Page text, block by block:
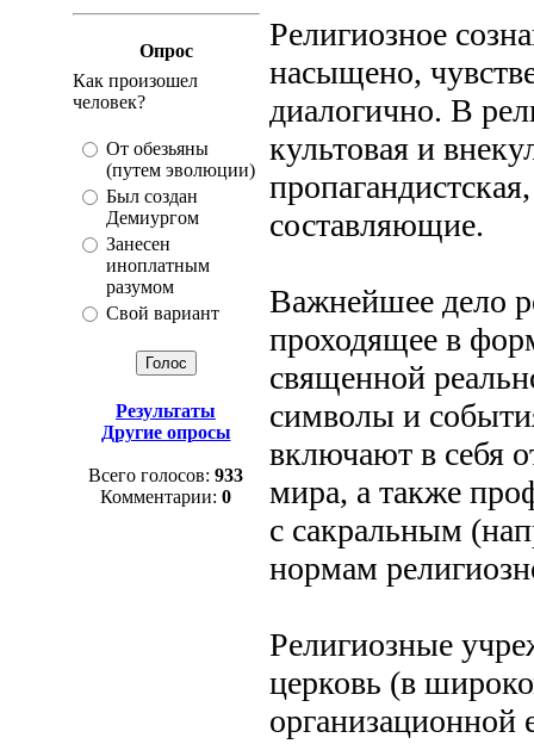
Опрос
Как произошел
человек?
От обезьяны
(путем эволюции)
Был создан
Демиургом
Занесен
иноплатным
разумом
Свой вариант
Результаты
Другие опросы
Всего голосов: 933
Комментарии: 0
Религиозное
насыщено,
диалогично. В
культовая и
составляющие.
Важнейшее дело
проходящее в
священной
символы и
включают в себя
мира, а также
с сакральным
нормам
Религиозные
церковь (в
организационной